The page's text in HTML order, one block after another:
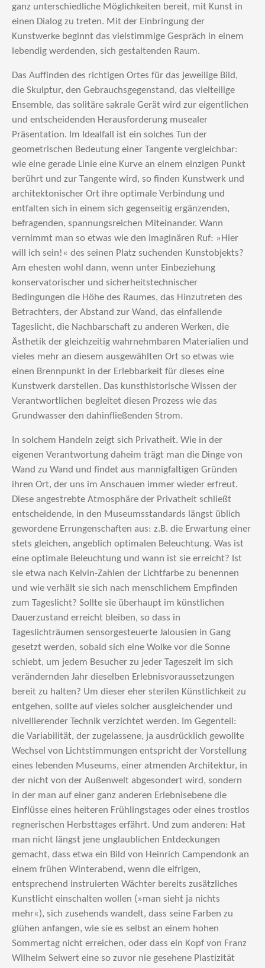
ganz unterschiedliche Möglichkeiten bereit, mit Kunst in
einen Dialog zu treten. Mit der Einbringung der
Kunstwerke beginnt das vielstimmige Gespräch in einem
lebendig werdenden, sich gestaltenden Raum.
Das Auffinden des richtigen Ortes für das jeweilige Bild,
die Skulptur, den Gebrauchsgegenstand, das vielteilige
Ensemble, das solitäre sakrale Gerät wird zur eigentlichen
und entscheidenden Herausforderung musealer
Präsentation. Im Idealfall ist ein solches Tun der
geometrischen Bedeutung einer Tangente vergleichbar:
wie eine gerade Linie eine Kurve an einem einzigen Punkt
berührt und zur Tangente wird, so finden Kunstwerk und
architektonischer Ort ihre optimale Verbindung und
entfalten sich in einem sich gegenseitig ergänzenden,
befragenden, spannungsreichen Miteinander. Wann
vernimmt man so etwas wie den imaginären Ruf: »Hier
will ich sein!« des seinen Platz suchenden Kunstobjekts?
Am ehesten wohl dann, wenn unter Einbeziehung
konservatorischer und sicherheitstechnischer
Bedingungen die Höhe des Raumes, das Hinzutreten des
Betrachters, der Abstand zur Wand, das einfallende
Tageslicht, die Nachbarschaft zu anderen Werken, die
Ästhetik der gleichzeitig wahrnehmbaren Materialien und
vieles mehr an diesem ausgewählten Ort so etwas wie
einen Brennpunkt in der Erlebbarkeit für dieses eine
Kunstwerk darstellen. Das kunsthistorische Wissen der
Verantwortlichen begleitet diesen Prozess wie das
Grundwasser den dahinfließenden Strom.
In solchem Handeln zeigt sich Privatheit. Wie in der
eigenen Verantwortung daheim trägt man die Dinge von
Wand zu Wand und findet aus mannigfaltigen Gründen
ihren Ort, der uns im Anschauen immer wieder erfreut.
Diese angestrebte Atmosphäre der Privatheit schließt
entscheidende, in den Museumsstandards längst üblich
gewordene Errungenschaften aus: z.B. die Erwartung einer
stets gleichen, angeblich optimalen Beleuchtung. Was ist
eine optimale Beleuchtung und wann ist sie erreicht? Ist
sie etwa nach Kelvin-Zahlen der Lichtfarbe zu benennen
und wie verhält sie sich nach menschlichem Empfinden
zum Tageslicht? Sollte sie überhaupt im künstlichen
Dauerzustand erreicht bleiben, so dass in
Tageslichträumen sensorgesteuerte Jalousien in Gang
gesetzt werden, sobald sich eine Wolke vor die Sonne
schiebt, um jedem Besucher zu jeder Tageszeit im sich
verändernden Jahr dieselben Erlebnisvoraussetzungen
bereit zu halten? Um dieser eher sterilen Künstlichkeit zu
entgehen, sollte auf vieles solcher ausgleichender und
nivellierender Technik verzichtet werden. Im Gegenteil:
die Variabilität, der zugelassene, ja ausdrücklich gewollte
Wechsel von Lichtstimmungen entspricht der Vorstellung
eines lebenden Museums, einer atmenden Architektur, in
der nicht von der Außenwelt abgesondert wird, sondern
in der man auf einer ganz anderen Erlebnisebene die
Einflüsse eines heiteren Frühlingstages oder eines trostlos
regnerischen Herbsttages erfährt. Und zum anderen: Hat
man nicht längst jene unglaublichen Entdeckungen
gemacht, dass etwa ein Bild von Heinrich Campendonk an
einem frühen Winterabend, wenn die eifrigen,
entsprechend instruierten Wächter bereits zusätzliches
Kunstlicht einschalten wollen (»man sieht ja nichts
mehr«), sich zusehends wandelt, dass seine Farben zu
glühen anfangen, wie sie es selbst an einem hohen
Sommertag nicht erreichen, oder dass ein Kopf von Franz
Wilhelm Seiwert eine so zuvor nie gesehene Plastizität